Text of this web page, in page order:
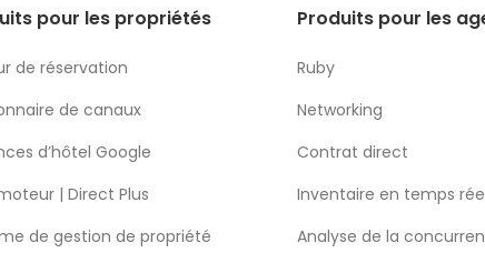
pour les propriétés
de réservation
de canaux
d’hôtel Google
| Direct Plus
de gestion de propriété
Produits pour les
Ruby
Networking
Contrat direct
Inventaire en temps
Analyse de la